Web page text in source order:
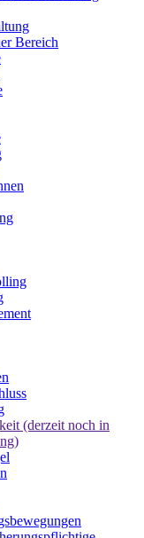
Bereich
(derzeit noch in